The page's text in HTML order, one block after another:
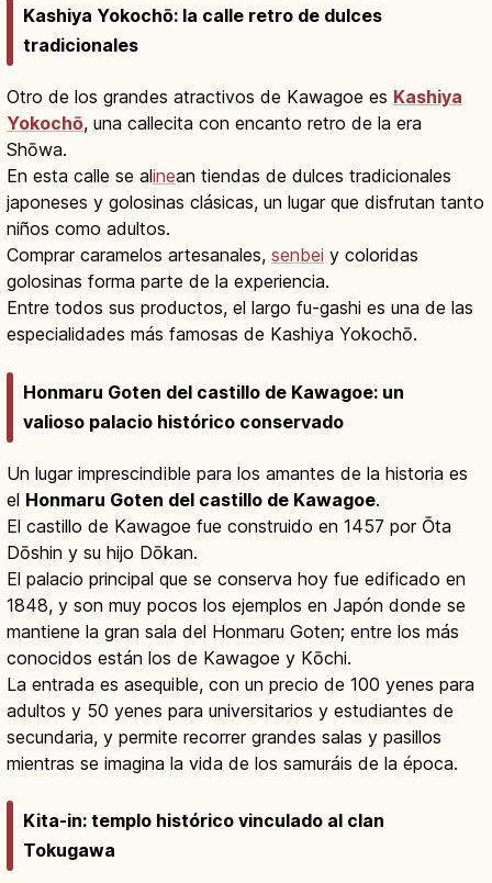
Kashiya Yokochō: la calle retro de dulces
tradicionales
Otro de los grandes atractivos de Kawagoe es Kashiya
Yokochō, una callecita con encanto retro de la era
Shōwa.
En esta calle se alinean tiendas de dulces tradicionales
japoneses y golosinas clásicas, un lugar que disfrutan tanto
niños como adultos.
Comprar caramelos artesanales, senbei y coloridas
golosinas forma parte de la experiencia.
Entre todos sus productos, el largo fu-gashi es una de las
especialidades más famosas de Kashiya Yokochō.
Honmaru Goten del castillo de Kawagoe: un
valioso palacio histórico conservado
Un lugar imprescindible para los amantes de la historia es
el Honmaru Goten del castillo de Kawagoe.
El castillo de Kawagoe fue construido en 1457 por Ōta
Dōshin y su hijo Dōkan.
El palacio principal que se conserva hoy fue edificado en
1848, y son muy pocos los ejemplos en Japón donde se
mantiene la gran sala del Honmaru Goten; entre los más
conocidos están los de Kawagoe y Kōchi.
La entrada es asequible, con un precio de 100 yenes para
adultos y 50 yenes para universitarios y estudiantes de
secundaria, y permite recorrer grandes salas y pasillos
mientras se imagina la vida de los samuráis de la época.
Kita-in: templo histórico vinculado al clan
Tokugawa